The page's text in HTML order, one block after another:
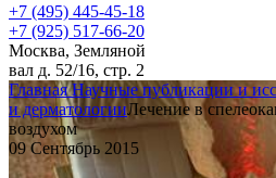
+7 (495) 445-45-18
+7 (925) 517-66-20
Москва, Земляной
вал д. 52/16, стр. 2
ГлавнаяНаучные публикации и
и дерматологииЛечение в
воздухом
09 Сентябрь 2015